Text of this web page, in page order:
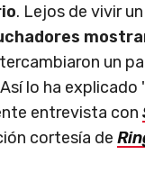
. Lejos de vivir
un
lo ha explicado
entrevista con
cortesía de